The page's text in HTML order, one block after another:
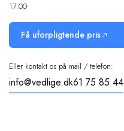
17.00
Få uforpligtende pris
Eller kontakt os på mail / telefon:
info@vedlige.dk61 75 85 44